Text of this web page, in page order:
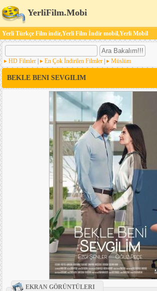
YerliFilm.Mobi
Yerli Türkçe Film indir,Yerli Film İndir mobil,Yerli Mobil
HD Filmler En Çok İndirilen Filmler Müslüm
BEKLE BENI SEVGILIM
EKRAN GÖRÜNTÜLERI